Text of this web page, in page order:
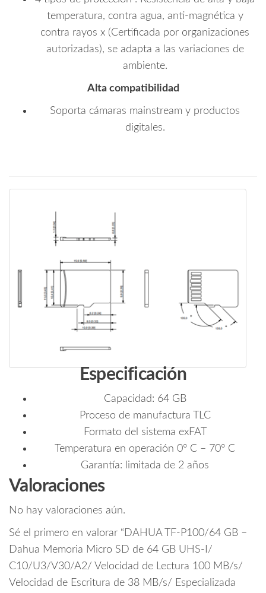
temperatura, contra agua, anti-magnética y
contra rayos x (Certificada por organizaciones
autorizadas), se adapta a las variaciones de
ambiente.
Alta compatibilidad
Soporta cámaras mainstream y productos
digitales.
Especificación
Capacidad: 64 GB
Proceso de manufactura TLC
Formato del sistema exFAT
Temperatura en operación 0° C – 70° C
Garantía: limitada de 2 años
Valoraciones
No hay valoraciones aún.
Sé el primero en valorar “DAHUA TF-P100/64 GB –
Dahua Memoria Micro SD de 64 GB UHS-I/
C10/U3/V30/A2/ Velocidad de Lectura 100 MB/s/
Velocidad de Escritura de 38 MB/s/ Especializada